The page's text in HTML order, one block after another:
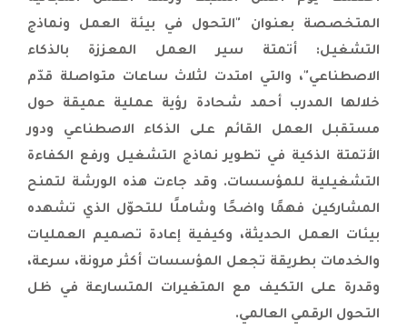
وملتقى ليبيا الرقمية |
الجهود تختتم بنجاح برنامجين متخصصين
لتعزيز الكفاءة الفنية في شركة أسمنت
الجهود تطلق برنامج مبادئ استخدام
الطاقة البديلة لدعم كفاءات شركة الهروج
للعمليات النفطية |
اختتام ورشة العمل الاتجاهات الحديثة في
قيادة الموارد البشرية في عصر الذكاء
الاصطناعي لتحقيق الاستدامة والنمو في
انطلاق برنامج إدارة التغيير واستشراف
المستقبل في القطاع العام لموظفي
وزارة الصناعة والتجارة والتموين |
المتخصصة بعنوان "التحول في بيئة العمل ونماذج
التشغيل: أتمتة سير العمل المعززة بالذكاء
الاصطناعي"، والتي امتدت لثلاث ساعات متواصلة قدّم
خلالها المدرب أحمد شحادة رؤية عملية عميقة حول
مستقبل العمل القائم على الذكاء الاصطناعي ودور
الأتمتة الذكية في تطوير نماذج التشغيل ورفع الكفاءة
التشغيلية للمؤسسات. وقد جاءت هذه الورشة لتمنح
المشاركين فهمًا واضحًا وشاملًا للتحوّل الذي تشهده
بيئات العمل الحديثة، وكيفية إعادة تصميم العمليات
والخدمات بطريقة تجعل المؤسسات أكثر مرونة، سرعة،
وقدرة على التكيف مع المتغيرات المتسارعة في ظل
التحول الرقمي العالمي.